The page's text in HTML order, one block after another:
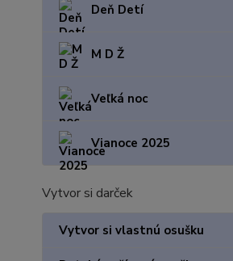
Deň Detí
M D Ž
Veľká noc
Vianoce 2025
Vytvor si darček
Vytvor si vlastnú osušku